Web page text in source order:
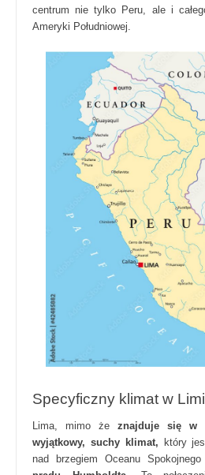
centrum nie tylko Peru, ale i
Ameryki Południowej.
Specyficzny klimat w
Lima, mimo że znajduje się w
wyjątkowy, suchy klimat,
który
nad brzegiem Oceanu Spokojnego